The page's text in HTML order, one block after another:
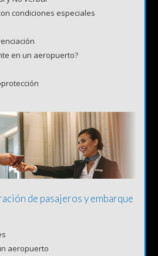
condiciones especiales
en un aeropuerto?
de pasajeros y embarque
aeropuerto